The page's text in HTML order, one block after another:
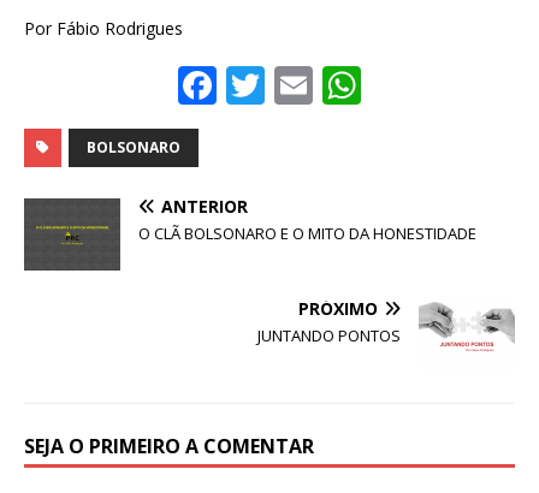
Por Fábio Rodrigues
F
e
b
T
r
E
A
p
BOLSONARO
ANTERIOR
O CLÃ BOLSONARO E O MITO DA HONESTIDADE
PRÓXIMO
JUNTANDO PONTOS
SEJA O PRIMEIRO A COMENTAR